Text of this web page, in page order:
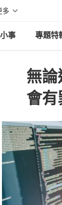
多
事 專題特
無論
會有